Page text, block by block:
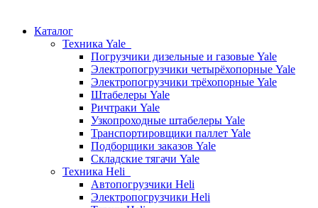
Каталог
Техника Yale
Погрузчики дизельные и газовые Yale
Электропогрузчики четырёхопорные Yale
Электропогрузчики трёхопорные Yale
Штабелеры Yale
Ричтраки Yale
Узкопроходные штабелеры Yale
Транспортировщики паллет Yale
Подборщики заказов Yale
Складские тягачи Yale
Техника Heli
Автопогрузчики Heli
Электропогрузчики Heli